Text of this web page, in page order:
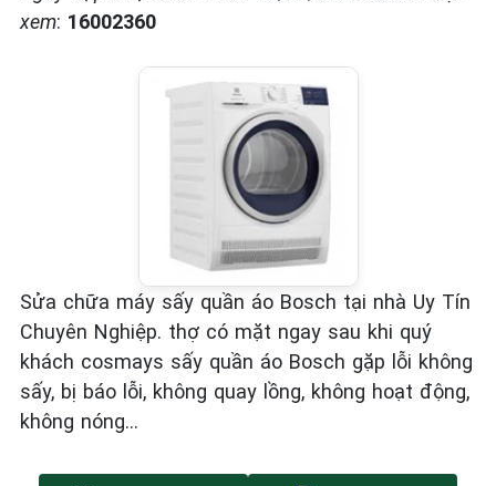
xem: 16002360
Sửa chữa máy sấy quần áo Bosch tại nhà Uy Tín
Chuyên Nghiệp. thợ có mặt ngay sau khi quý
khách cosmays sấy quần áo Bosch gặp lỗi không
sấy, bị báo lỗi, không quay lồng, không hoạt động,
không nóng...